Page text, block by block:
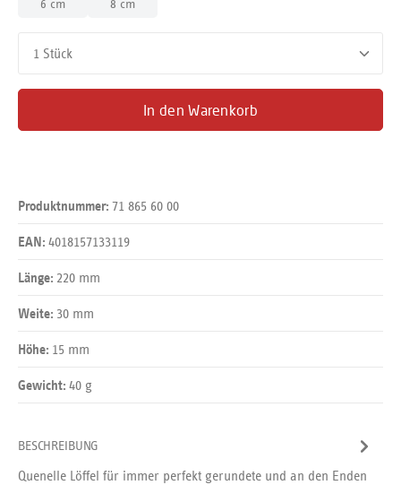
6 cm 8 cm
In den Warenkorb
Produktnummer: 71 865 60 00
EAN: 4018157133119
Länge: 220 mm
Weite: 30 mm
Höhe: 15 mm
Gewicht: 40 g
BESCHREIBUNG
Quenelle Löffel für immer perfekt gerundete und an den Enden